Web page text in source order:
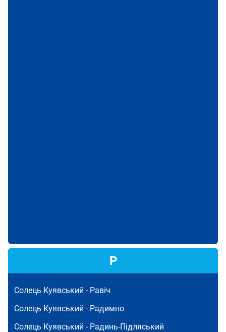
Р
Солець Куявський - Равіч
Солець Куявський - Радимно
Солець Куявський - Радинь-Підляський